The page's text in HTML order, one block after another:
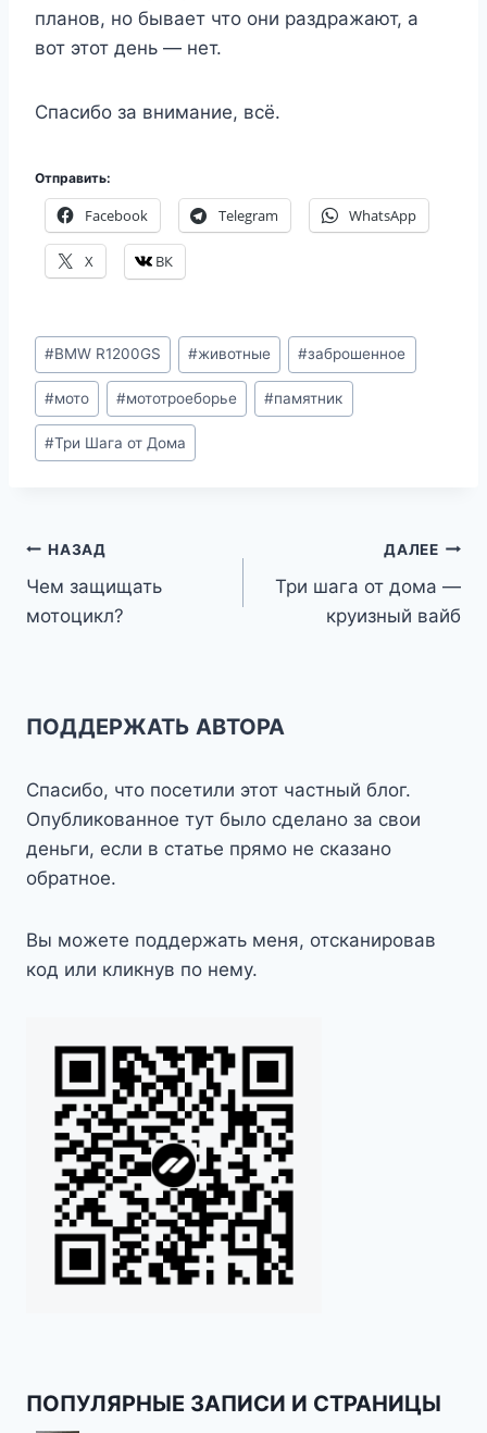
планов, но бывает что они раздражают, а
вот этот день — нет.
Спасибо за внимание, всё.
Отправить:
Facebook Telegram WhatsApp
X ВК
Метки
записи:
#BMW R1200GS #животные #заброшенное
#мото #мототроеборье #памятник
#Три Шага от Дома
Навигация
по
НАЗАД
Чем защищать
мотоцикл?
ДАЛЕЕ
Три шага от дома —
круизный вайб
ПОДДЕРЖАТЬ АВТОРА
Спасибо, что посетили этот частный блог.
Опубликованное тут было сделано за свои
деньги, если в статье прямо не сказано
обратное.
Вы можете поддержать меня, отсканировав
код или кликнув по нему.
ПОПУЛЯРНЫЕ ЗАПИСИ И СТРАНИЦЫ